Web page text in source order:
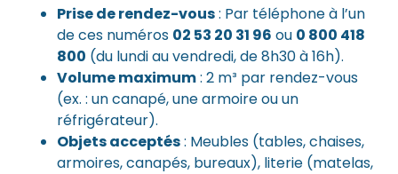
Prise de rendez-vous: Par téléphone à l’un
de ces numéros 02 53 20 31 96 ou 0 800 418
800 (du lundi au vendredi, de 8h30 à 16h).
Volume maximum: 2 m³ par rendez-vous
(ex. : un canapé, une armoire ou un
réfrigérateur).
Objets acceptés: Meubles (tables, chaises,
armoires, canapés, bureaux), literie (matelas,